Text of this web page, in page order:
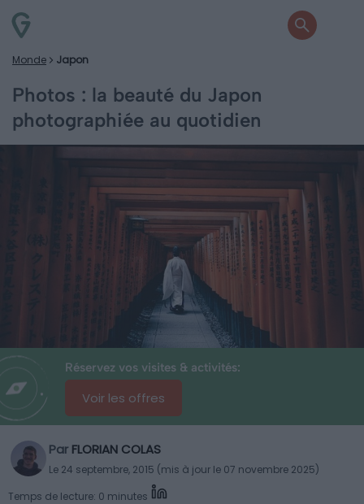
Monde Japon
Photos : la beauté du Japon
photographiée au quotidien
Réservez vos visites & activités:
Voir les offres
Par FLORIAN COLAS
Le 24 septembre, 2015 (mis à jour le 07 novembre 2025)
Temps de lecture: 0 minutes